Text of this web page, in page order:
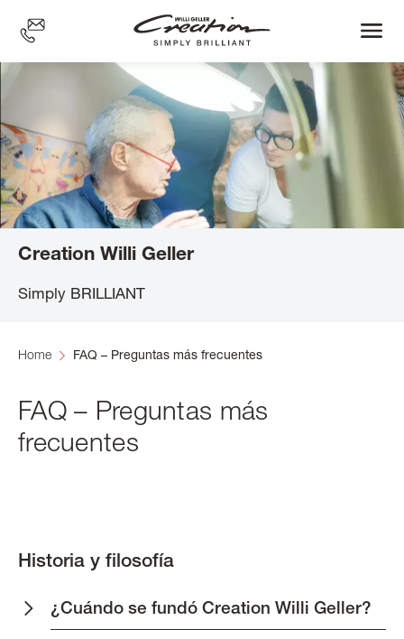
main
Creation Willi Geller
Simply BRILLIANT
Home FAQ – Preguntas más frecuentes
FAQ – Preguntas más
frecuentes
Historia y filosofía
¿Cuándo se fundó Creation Willi Geller?